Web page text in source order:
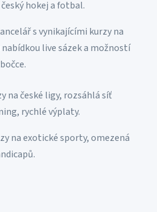
hokej a fotbal.
s vynikajícími kurzy na
live sázek a možností
na české ligy, rozsáhlá síť
rychlé výplaty.
na exotické sporty, omezená